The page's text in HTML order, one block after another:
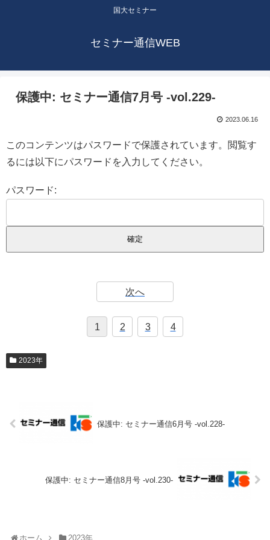
国大セミナー
セミナー通信WEB
保護中: セミナー通信7月号 -vol.229-
2023.06.16
このコンテンツはパスワードで保護されています。閲覧す
るには以下にパスワードを入力してください。
パスワード:
次へ
1 2 3 4
2023年
保護中: セミナー通信6月号 -vol.228-
保護中: セミナー通信8月号 -vol.230-
ホーム 2023年